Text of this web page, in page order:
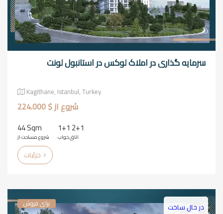
سرمایه گذاری در املاک لوکس در استانبول لونت
Kagithane, Istanbul, Turkey
شروع از $ 224.000
44 Sqm
شروع مساحت از
1+1 2+1
اتاق خواب
برای فروش در حال ساخت